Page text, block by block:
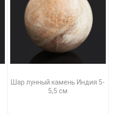
Шар лунный камень Индия 5-
5,5 см